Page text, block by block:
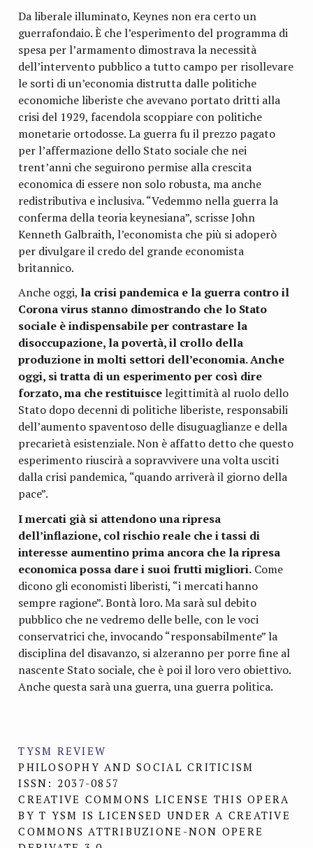
Da liberale illuminato, Keynes non era certo un
guerrafondaio. È che l’esperimento del programma di
spesa per l’armamento dimostrava la necessità
dell’intervento pubblico a tutto campo per risollevare
le sorti di un’economia distrutta dalle politiche
economiche liberiste che avevano portato dritti alla
crisi del 1929, facendola scoppiare con politiche
monetarie ortodosse. La guerra fu il prezzo pagato
per l’affermazione dello Stato sociale che nei
trent’anni che seguirono permise alla crescita
economica di essere non solo robusta, ma anche
redistributiva e inclusiva. “Vedemmo nella guerra la
conferma della teoria keynesiana”, scrisse John
Kenneth Galbraith, l’economista che più si adoperò
per divulgare il credo del grande economista
britannico.
Anche oggi, la crisi pandemica e la guerra contro il
Corona virus stanno dimostrando che lo Stato
sociale è indispensabile per contrastare la
disoccupazione, la povertà, il crollo della
produzione in molti settori dell’economia. Anche
oggi, si tratta di un esperimento per così dire
forzato, ma che restituisce legittimità al ruolo dello
Stato dopo decenni di politiche liberiste, responsabili
dell’aumento spaventoso delle disuguaglianze e della
precarietà esistenziale. Non è affatto detto che questo
esperimento riuscirà a sopravvivere una volta usciti
dalla crisi pandemica, “quando arriverà il giorno della
pace”.
I mercati già si attendono una ripresa
dell’inflazione, col rischio reale che i tassi di
interesse aumentino prima ancora che la ripresa
economica possa dare i suoi frutti migliori. Come
dicono gli economisti liberisti, “i mercati hanno
sempre ragione”. Bontà loro. Ma sarà sul debito
pubblico che ne vedremo delle belle, con le voci
conservatrici che, invocando “responsabilmente” la
disciplina del disavanzo, si alzeranno per porre fine al
nascente Stato sociale, che è poi il loro vero obiettivo.
Anche questa sarà una guerra, una guerra politica.
TYSM REVIEW
PHILOSOPHY AND SOCIAL CRITICISM
ISSN: 2037-0857
CREATIVE COMMONS LICENSE THIS OPERA
BY T YSM IS LICENSED UNDER A CREATIVE
COMMONS ATTRIBUZIONE-NON OPERE